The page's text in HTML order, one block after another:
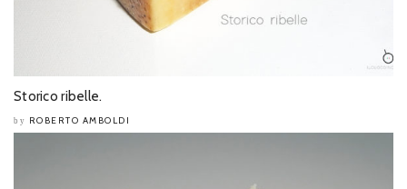
Storico ribelle.
by ROBERTO AMBOLDI